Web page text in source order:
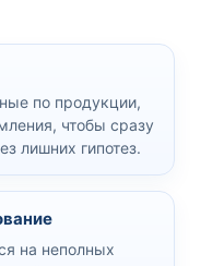
по продукции,
чтобы сразу
лишних гипотез.
на неполных